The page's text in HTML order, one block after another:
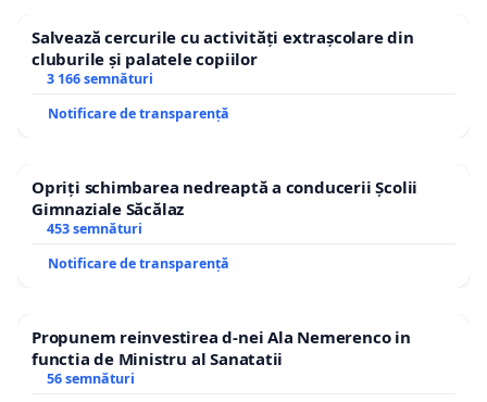
Salvează cercurile cu activități extrașcolare din
cluburile și palatele copiilor
3 166 semnături
Notificare de transparență
Opriți schimbarea nedreaptă a conducerii Școlii
Gimnaziale Săcălaz
453 semnături
Notificare de transparență
Propunem reinvestirea d-nei Ala Nemerenco in
functia de Ministru al Sanatatii
56 semnături